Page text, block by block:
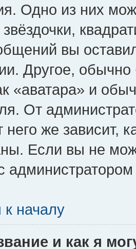
Одно из них
вы
Другое,
«аватара» и
От
него же зависит,
Если вы не
к началу
и как я